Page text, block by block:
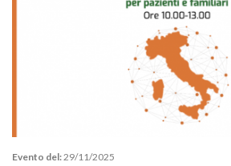
Evento del:29/11/2025